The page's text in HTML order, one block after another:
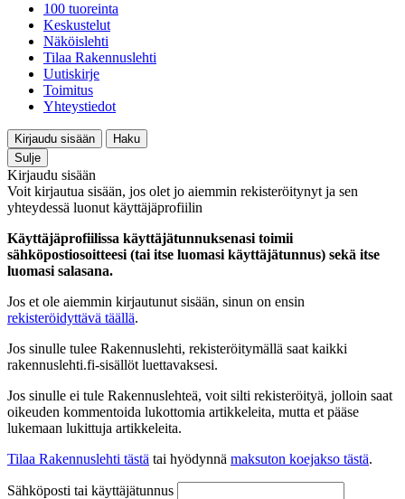
100 tuoreinta
Keskustelut
Näköislehti
Tilaa Rakennuslehti
Uutiskirje
Toimitus
Yhteystiedot
Kirjaudu sisään
Haku
Sulje
Kirjaudu sisään
Voit kirjautua sisään, jos olet jo aiemmin rekisteröitynyt ja sen
yhteydessä luonut käyttäjäprofiilin
Käyttäjäprofiilissa käyttäjätunnuksenasi toimii
sähköpostiosoitteesi (tai itse luomasi käyttäjätunnus) sekä itse
luomasi salasana.
Jos et ole aiemmin kirjautunut sisään, sinun on ensin
rekisteröidyttävä täällä.
Jos sinulle tulee Rakennuslehti, rekisteröitymällä saat kaikki
rakennuslehti.fi-sisällöt luettavaksesi.
Jos sinulle ei tule Rakennuslehteä, voit silti rekisteröityä, jolloin saat
oikeuden kommentoida lukottomia artikkeleita, mutta et pääse
lukemaan lukittuja artikkeleita.
Tilaa Rakennuslehti tästä tai hyödynnä maksuton koejakso tästä.
Sähköposti tai käyttäjätunnus